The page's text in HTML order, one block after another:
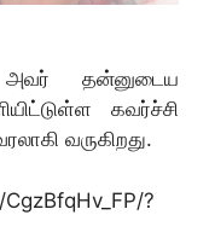
தன்னுடைய
கவர்ச்சி
வருகிறது.
?